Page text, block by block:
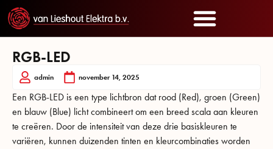
RGB-LED
admin november 14, 2025
Een RGB-LED is een type lichtbron dat rood (Red), groen (Green)
en blauw (Blue) licht combineert om een breed scala aan kleuren
te creëren. Door de intensiteit van deze drie basiskleuren te
variëren, kunnen duizenden tinten en kleurcombinaties worden